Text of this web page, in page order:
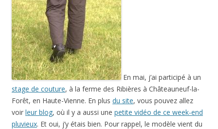
En mai, j’ai participé à un
stage de couture, à la ferme des Ribières à Châteauneuf-la-
Forêt, en Haute-Vienne. En plus du site, vous pouvez allez
voir leur blog, où il y a aussi une petite vidéo de ce week-end
pluvieux. Et oui, j’y étais bien. Pour rappel, le modèle vient du